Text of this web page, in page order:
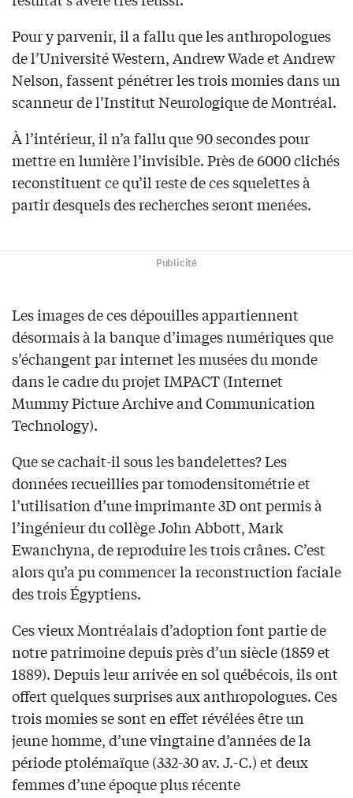
Pour y parvenir, il a fallu que les anthropologues
de l’Université Western, Andrew Wade et Andrew
Nelson, fassent pénétrer les trois momies dans un
scanneur de l’Institut Neurologique de Montréal.
À l’intérieur, il n’a fallu que 90 secondes pour
mettre en lumière l’invisible. Près de 6000 clichés
reconstituent ce qu’il reste de ces squelettes à
partir desquels des recherches seront menées.
Publicité
Les images de ces dépouilles appartiennent
désormais à la banque d’images numériques que
s’échangent par internet les musées du monde
dans le cadre du projet IMPACT (Internet
Mummy Picture Archive and Communication
Technology).
Que se cachait-il sous les bandelettes? Les
données recueillies par tomodensitométrie et
l’utilisation d’une imprimante 3D ont permis à
l’ingénieur du collège John Abbott, Mark
Ewanchyna, de reproduire les trois crânes. C’est
alors qu’a pu commencer la reconstruction faciale
des trois Égyptiens.
Ces vieux Montréalais d’adoption font partie de
notre patrimoine depuis près d’un siècle (1859 et
1889). Depuis leur arrivée en sol québécois, ils ont
offert quelques surprises aux anthropologues. Ces
trois momies se sont en effet révélées être un
jeune homme, d’une vingtaine d’années de la
période ptolémaïque (332-30 av. J.-C.) et deux
femmes d’une époque plus récente